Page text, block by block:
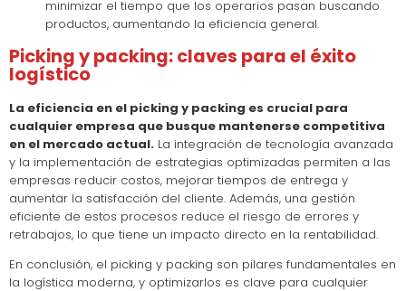
minimizar el tiempo que los operarios pasan buscando
productos, aumentando la eficiencia general.
Picking y packing: claves para el éxito
logístico
La eficiencia en el picking y packing es crucial para
cualquier empresa que busque mantenerse competitiva
en el mercado actual. La integración de tecnología avanzada
y la implementación de estrategias optimizadas permiten a las
empresas reducir costos, mejorar tiempos de entrega y
aumentar la satisfacción del cliente. Además, una gestión
eficiente de estos procesos reduce el riesgo de errores y
retrabajos, lo que tiene un impacto directo en la rentabilidad.
En conclusión, el picking y packing son pilares fundamentales en
la logística moderna, y optimizarlos es clave para cualquier